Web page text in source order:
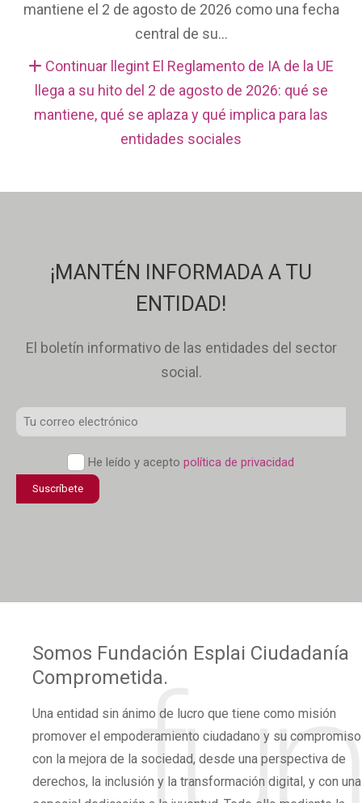
mantiene el 2 de agosto de 2026 como una fecha
central de su...
Continuar llegint El Reglamento de IA de la UE
llega a su hito del 2 de agosto de 2026: qué se
mantiene, qué se aplaza y qué implica para las
entidades sociales
¡MANTÉN INFORMADA A TU
ENTIDAD!
El boletín informativo de las entidades del sector
social.
Correo
confidencialidad
He leído y acepto política de privacidad
Suscríbete
Somos Fundación Esplai Ciudadanía
Comprometida.
Una entidad sin ánimo de lucro que tiene como misión
promover el empoderamiento ciudadano y su compromiso
con la mejora de la sociedad, desde una perspectiva de
derechos, la inclusión y la transformación digital, y con una